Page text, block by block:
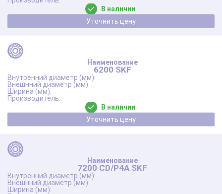
В наличии
Уточнить цену
6200 SKF
В наличии
Уточнить цену
7200 CD/P4A SKF